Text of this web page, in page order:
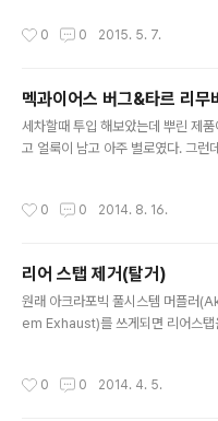
새타이어^^ AliExpress(알리익스프
0 0 2015. 5. 7.
멕과이어스 버그&타르 리무
세차할때 투입 해보았는데 뿌린 제
고 얼룩이 남고 아주 별로였다. 그런
이다 ㅡㅡ;;; 얼룩사진은 예전에 찍었
0 0 2014. 8. 16.
리어 스탭 제거(탈거)
원래 아크라포빅 풀시스템 머플
em Exhaust)를 쓰게되면 리어스탭
다. (아무래도 S1000RR은 1인용 모
0 0 2014. 4. 5.